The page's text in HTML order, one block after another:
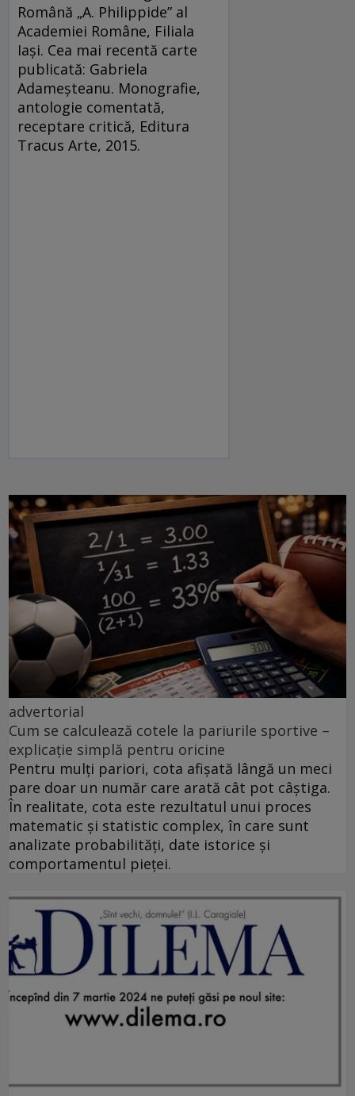
Română „A. Philippide” al
Academiei Române, Filiala
Iaşi. Cea mai recentă carte
publicată: Gabriela
Adameşteanu. Monografie,
antologie comentată,
receptare critică, Editura
Tracus Arte, 2015.
advertorial
Cum se calculează cotele la pariurile sportive –
explicație simplă pentru oricine
Pentru mulți pariori, cota afișată lângă un meci
pare doar un număr care arată cât pot câștiga.
În realitate, cota este rezultatul unui proces
matematic și statistic complex, în care sunt
analizate probabilități, date istorice și
comportamentul pieței.